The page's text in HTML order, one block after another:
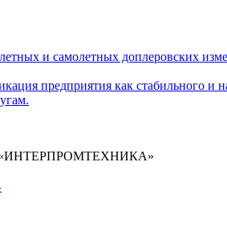
и самолетных доплеровских
предприятия как стабильного